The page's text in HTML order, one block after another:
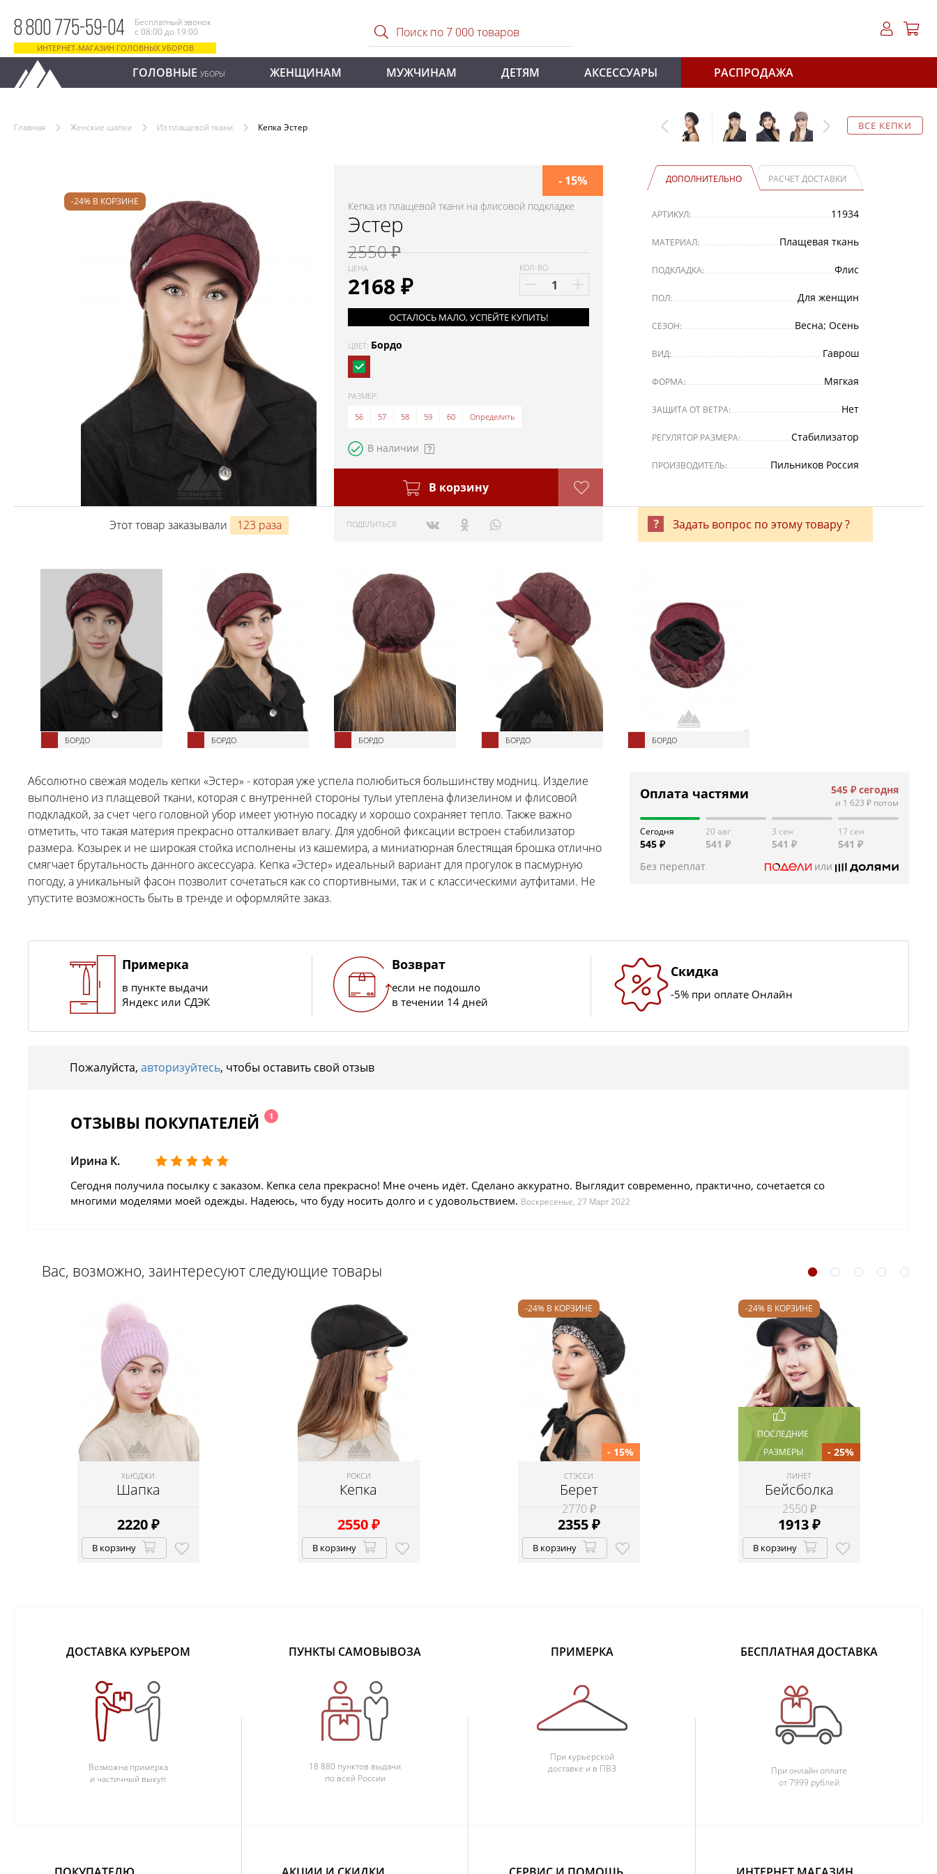
8 800 775-59-04
Бесплатный звонок
с 08:00 до 19:00
ИНТЕРНЕТ-МАГАЗИН ГОЛОВНЫХ УБОРОВ
ГОЛОВНЫЕ УБОРЫ ЖЕНЩИНАМ МУЖЧИНАМ ДЕТЯМ АКСЕССУАРЫ РАСПРОДАЖА
ВСЕ КЕПКИ
Главная Женские шапки Из плащевой ткани Кепка Эстер
-24% В КОРЗИНЕ Кепка из плащевой ткани на флисовой подкладке
Эстер
2550 ₽
ЦЕНА
2168 ₽
- 15%
КОЛ-ВО
ОСТАЛОСЬ МАЛО, УСПЕЙТЕ КУПИТЬ!
ЦВЕТ: Бордо
РАЗМЕР:
56
57 58 59 60 Определить
В наличии
В корзину
ПОДЕЛИТЬСЯ
ДОПОЛНИТЕЛЬНО РАСЧЕТ ДОСТАВКИ
АРТИКУЛ: 11934
МАТЕРИАЛ: Плащевая ткань
ПОДКЛАДКА: Флис
ПОЛ: Для женщин
СЕЗОН: Весна; Осень
ВИД: Гаврош
ФОРМА: Мягкая
ЗАЩИТА ОТ ВЕТРА: Нет
РЕГУЛЯТОР РАЗМЕРА: Стабилизатор
ПРОИЗВОДИТЕЛЬ: Пильников Россия
Этот товар заказывали 123 раза Задать вопрос по этому товару ?
БОРДО БОРДО БОРДО БОРДО БОРДО
Абсолютно свежая модель кепки «Эстер» - которая уже успела полюбиться большинству модниц. Изделие
выполнено из плащевой ткани, которая с внутренней стороны тульи утеплена флизелином и флисовой
подкладкой, за счет чего головной убор имеет уютную посадку и хорошо сохраняет тепло. Также важно
отметить, что такая материя прекрасно отталкивает влагу. Для удобной фиксации встроен стабилизатор
размера. Козырек и не широкая стойка исполнены из кашемира, а миниатюрная блестящая брошка отлично
смягчает брутальность данного аксессуара. Кепка «Эстер» идеальный вариант для прогулок в пасмурную
погоду, а уникальный фасон позволит сочетаться как со спортивными, так и с классическими аутфитами. Не
упустите возможность быть в тренде и оформляйте заказ.
Оплата частями 545 ₽сегодня
и 1 623 ₽потом
Сегодня
545 ₽
20 авг
541 ₽
3 сен
541 ₽
17 сен
541 ₽
Без переплат
или
Примерка
в пункте выдачи
Яндекс или СДЭК
Возврат
если не подошло
в течении 14 дней
Скидка
-5% при оплате Онлайн
Пожалуйста, авторизуйтесь, чтобы оставить свой отзыв
ОТЗЫВЫ ПОКУПАТЕЛЕЙ 1
Ирина К.
Сегодня получила посылку с заказом. Кепка села прекрасно! Мне очень идёт. Сделано аккуратно. Выглядит современно, практично, сочетается со
многими моделями моей одежды. Надеюсь, что буду носить долго и с удовольствием. Воскресенье, 27 Март 2022
Вас, возможно, заинтересуют следующие товары
ХЬЮДЖИ
Шапка
2220₽
В корзину
РОКСИ
Кепка
2550₽
В корзину
-24% В КОРЗИНЕ
СТЭССИ
Берет
2770 ₽
2355₽
- 15%
В корзину
-24% В КОРЗИНЕ
ПОСЛЕДНИЕ
РАЗМЕРЫ
ЛИНЕТ
Бейсболка
2550 ₽
1913₽
- 25%
В корзину
ДОСТАВКА КУРЬЕРОМ
Возможна примерка
и частичный выкуп
ПУНКТЫ САМОВЫВОЗА
18 880 пунктов выдачи
по всей России
ПРИМЕРКА
При курьерской
доставке и в ПВЗ
БЕСПЛАТНАЯ ДОСТАВКА
При онлайн оплате
от 7999 рублей